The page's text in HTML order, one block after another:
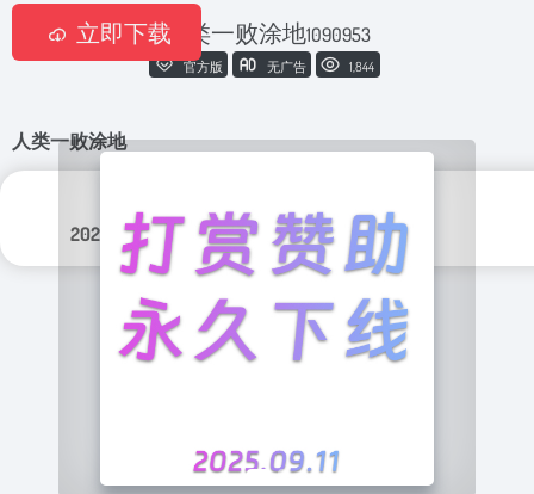
人类一败涂地1090953
官方版 无广告 1,844
人类一败涂地
2024年 12月 5日 游戏
立即下载